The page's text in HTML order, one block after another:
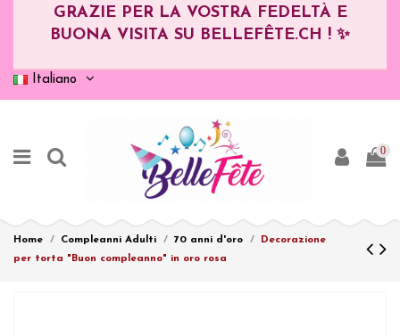
GRAZIE PER LA VOSTRA FEDELTÀ E
BUONA VISITA SU BELLEFÊTE.CH ! ✨
Italiano
0
Home Compleanni Adulti 70 anni d'oro
Decorazione
per torta "Buon compleanno" in oro rosa